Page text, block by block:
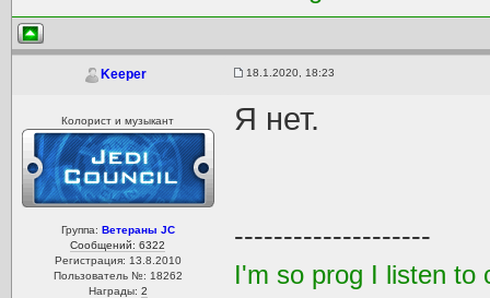
Keeper 18.1.2020, 18:23
Колорист и музыкант
Группа: Ветераны JC
Сообщений: 6322
Регистрация: 13.8.2010
Пользователь №: 18262
Награды: 2
Я нет.
--------------------
I'm so prog I listen to